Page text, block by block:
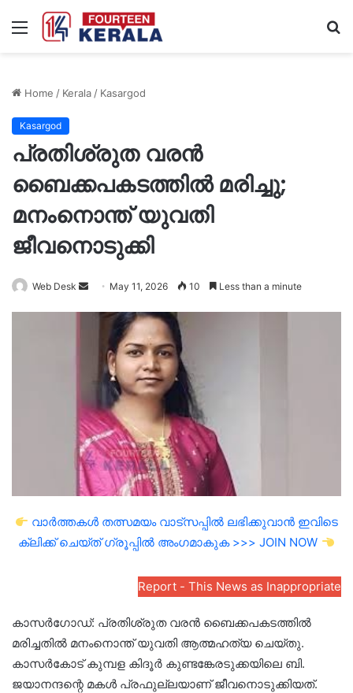
Menu
Home / Kerala/ Kasargod
Kasargod
പ്രതിശ്രുത വരൻ
ബൈക്കപകടത്തിൽ മരിച്ചു;
മനംനൊന്ത് യുവതി
ജീവനൊടുക്കി
Web Desk
Send May 11, 2026 10 Less than a minute
വാർത്തകൾ തത്സമയം വാട്സപ്പിൽ ലഭിക്കുവാൻ ഇവിടെ
ക്ലിക്ക് ചെയ്ത് ഗ്രൂപ്പിൽ അംഗമാകുക >>> JOIN NOW
Report - This News as Inappropriate
കാസർഗോഡ്: പ്രതിശ്രുത വരൻ ബൈക്കപകടത്തിൽ
മരിച്ചതിൽ മനംനൊന്ത് യുവതി ആത്മഹത്യ ചെയ്തു.
കാസർകോട് കുമ്പള കിദൂർ കുണ്ടങ്കേരടുക്കയിലെ ബി.
ജയാനന്ദന്റെ മകൾ പ്രഫുല്ലയാണ് ജീവനൊടുക്കിയത്.